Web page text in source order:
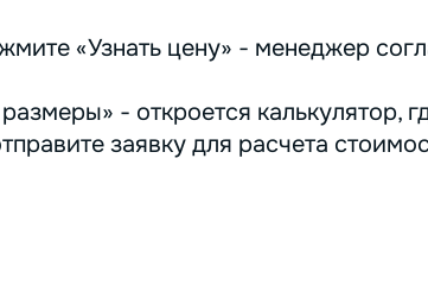
«Узнать цену» - менеджер
- откроется калькулятор,
заявку для расчета